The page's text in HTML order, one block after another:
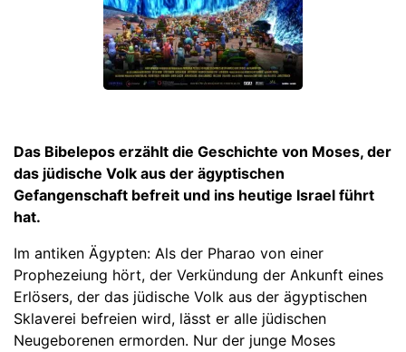
Das Bibelepos erzählt die Geschichte von Moses, der
das jüdische Volk aus der ägyptischen
Gefangenschaft befreit und ins heutige Israel führt
hat.
Im antiken Ägypten: Als der Pharao von einer
Prophezeiung hört, der Verkündung der Ankunft eines
Erlösers, der das jüdische Volk aus der ägyptischen
Sklaverei befreien wird, lässt er alle jüdischen
Neugeborenen ermorden. Nur der junge Moses